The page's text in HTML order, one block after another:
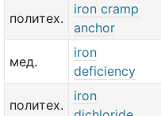
политех.
iron cramp
anchor
мед.
iron
deficiency
политех.
iron